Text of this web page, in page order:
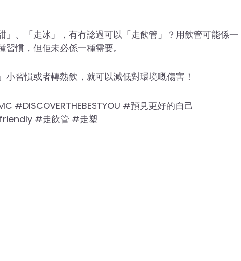
」、「走冰」，有冇諗過可以「走飲管」？用飲管可能係一
慣，但佢未必係一種需要。
小習慣或者轉熱飲，就可以減低對環境嘅傷害！
#DISCOVERTHEBESTYOU #預見更好的自己
#走飲管 #走塑